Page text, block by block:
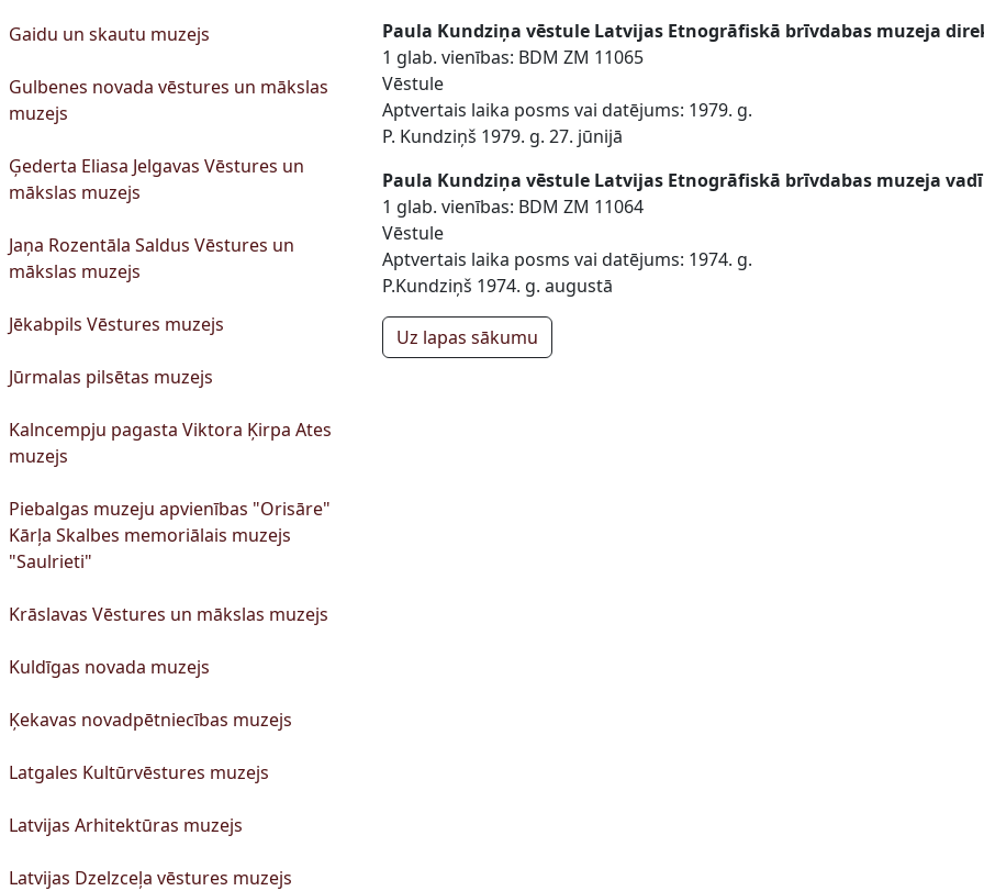
Gaidu un skautu muzejs
Gulbenes novada vēstures un mākslas
muzejs
Ģederta Eliasa Jelgavas Vēstures un
mākslas muzejs
Jaņa Rozentāla Saldus Vēstures un
mākslas muzejs
Jēkabpils Vēstures muzejs
Jūrmalas pilsētas muzejs
Kalncempju pagasta Viktora Ķirpa Ates
muzejs
Piebalgas muzeju apvienības "Orisāre"
Kārļa Skalbes memoriālais muzejs
"Saulrieti"
Krāslavas Vēstures un mākslas muzejs
Kuldīgas novada muzejs
Ķekavas novadpētniecības muzejs
Latgales Kultūrvēstures muzejs
Latvijas Arhitektūras muzejs
Latvijas Dzelzceļa vēstures muzejs
Paula Kundziņa vēstule Latvijas Etnogrāfiskā brīvdabas muzeja
1 glab. vienības: BDM ZM 11065
Vēstule
Aptvertais laika posms vai datējums: 1979. g.
P. Kundziņš 1979. g. 27. jūnijā
Paula Kundziņa vēstule Latvijas Etnogrāfiskā brīvdabas muzeja
1 glab. vienības: BDM ZM 11064
Vēstule
Aptvertais laika posms vai datējums: 1974. g.
P.Kundziņš 1974. g. augustā
Uz lapas sākumu